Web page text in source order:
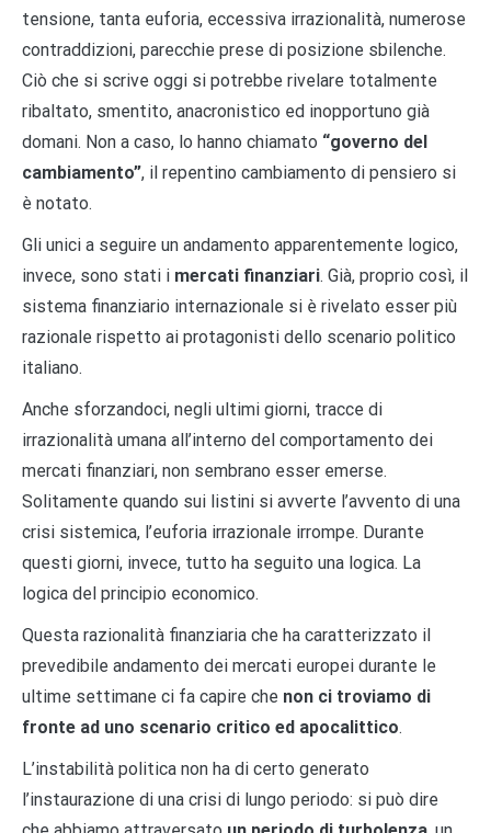
tensione, tanta euforia, eccessiva irrazionalità, numerose
contraddizioni, parecchie prese di posizione sbilenche.
Ciò che si scrive oggi si potrebbe rivelare totalmente
ribaltato, smentito, anacronistico ed inopportuno già
domani. Non a caso, lo hanno chiamato “governo del
cambiamento”, il repentino cambiamento di pensiero si
è notato.
Gli unici a seguire un andamento apparentemente logico,
invece, sono stati i mercati finanziari. Già, proprio così, il
sistema finanziario internazionale si è rivelato esser più
razionale rispetto ai protagonisti dello scenario politico
italiano.
Anche sforzandoci, negli ultimi giorni, tracce di
irrazionalità umana all’interno del comportamento dei
mercati finanziari, non sembrano esser emerse.
Solitamente quando sui listini si avverte l’avvento di una
crisi sistemica, l’euforia irrazionale irrompe. Durante
questi giorni, invece, tutto ha seguito una logica. La
logica del principio economico.
Questa razionalità finanziaria che ha caratterizzato il
prevedibile andamento dei mercati europei durante le
ultime settimane ci fa capire che non ci troviamo di
fronte ad uno scenario critico ed apocalittico.
L’instabilità politica non ha di certo generato
l’instaurazione di una crisi di lungo periodo: si può dire